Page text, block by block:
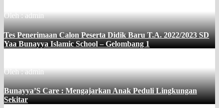
Oleh : admin
Tes Penerimaan Calon Peserta Didik Baru T.A. 2022/2023 SD
Yaa Bunayya Islamic School – Gelombang 1
Oleh : admin
Bunayya’S Care : Mengajarkan Anak Peduli Lingkungan
Sekitar